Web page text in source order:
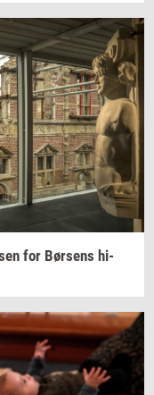
for Bør­sens hi­